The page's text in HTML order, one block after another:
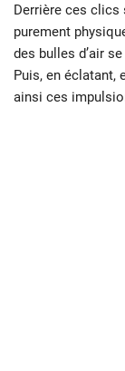
Derrière ces clics
purement
des bulles d’air
Puis, en éclatant,
ainsi ces